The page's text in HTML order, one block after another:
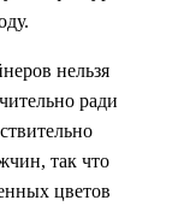
нельзя
ради
так что
цветов